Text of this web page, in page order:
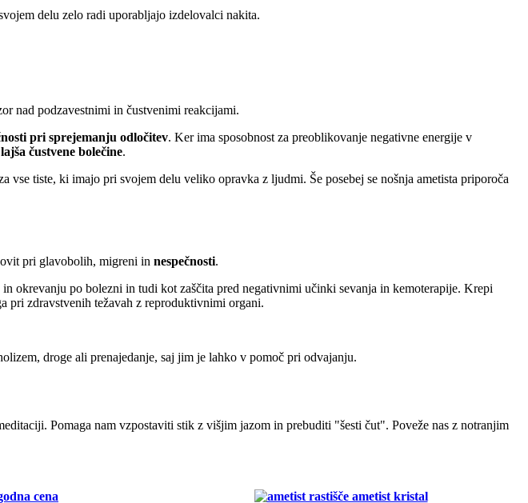
delu zelo radi uporabljajo izdelovalci nakita.
nad podzavestnimi in čustvenimi reakcijami.
pri sprejemanju odločitev. Ker ima sposobnost za preoblikovanje negativne energije v
čustvene bolečine.
tiste, ki imajo pri svojem delu veliko opravka z ljudmi. Še posebej se nošnja ametista priporoča
pri glavobolih, migreni in nespečnosti.
okrevanju po bolezni in tudi kot zaščita pred negativnimi učinki sevanja in kemoterapije. Krepi
pri zdravstvenih težavah z reproduktivnimi organi.
droge ali prenajedanje, saj jim je lahko v pomoč pri odvajanju.
Pomaga nam vzpostaviti stik z višjim jazom in prebuditi "šesti čut". Poveže nas z notranjim